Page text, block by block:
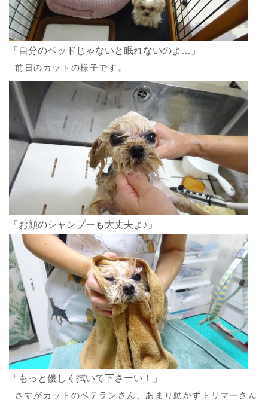
「自分のベッドじゃないと眠れないのよ…」
前日のカットの様子です。
「お顔のシャンプーも大丈夫よ♪」
「もっと優しく拭いて下さーい！」
さすがカットのベテランさん、あまり動かずトリマーさん